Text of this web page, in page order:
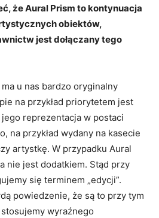
że Aural Prism to kontynuacja
obiektów,
jest dołączany tego
u nas bardzo oryginalny
na przykład priorytetem jest
reprezentacja w postaci
na przykład wydany na kasecie
artystkę. W przypadku Aural
nie jest dodatkiem. Stąd przy
się terminem „edycji”.
powiedzenie, że są to przy tym
wyraźnego